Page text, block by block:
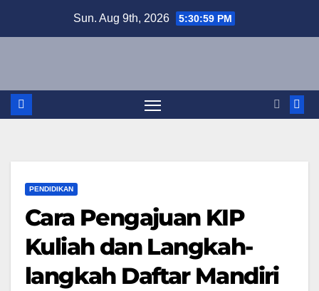
Sun. Aug 9th, 2026 5:30:59 PM
PENDIDIKAN
Cara Pengajuan KIP
Kuliah dan Langkah-
langkah Daftar Mandiri